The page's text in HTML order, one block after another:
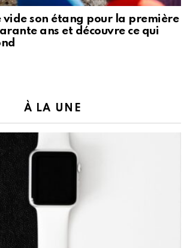
vide son étang pour la première
ans et découvre ce qui
À LA UNE